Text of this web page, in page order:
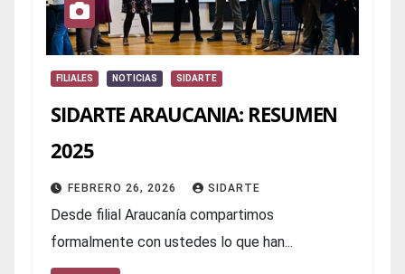
FILIALES NOTICIAS SIDARTE
SIDARTE ARAUCANIA: RESUMEN
2025
FEBRERO 26, 2026 SIDARTE
Desde filial Araucanía compartimos
formalmente con ustedes lo que han...